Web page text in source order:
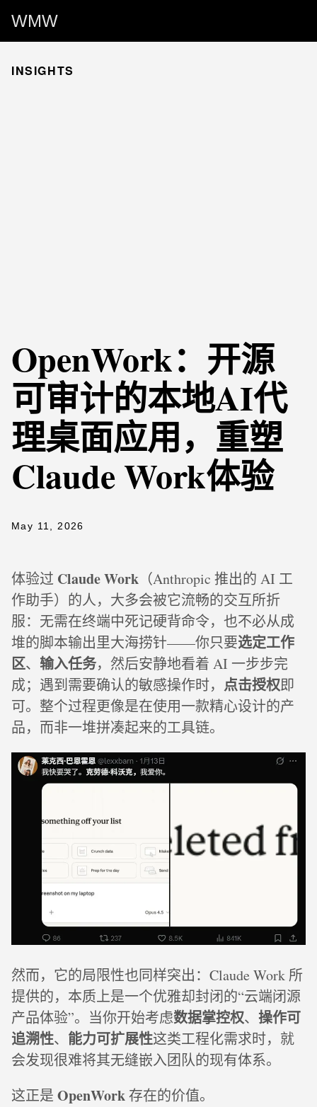
WMW
INSIGHTS
OpenWork：开源
可审计的本地AI代
理桌面应用，重塑
Claude Work体验
May 11, 2026
体验过 Claude Work （Anthropic 推出的 AI 工
作助手）的人，大多会被它流畅的交互所折
服：无需在终端中死记硬背命令，也不必从成
堆的脚本输出里大海捞针——你只要选定工作
区、 输入任务，然后安静地看着 AI 一步步完
成；遇到需要确认的敏感操作时， 点击授权即
可。整个过程更像是在使用一款精心设计的产
品，而非一堆拼凑起来的工具链。
然而，它的局限性也同样突出：Claude Work 所
提供的，本质上是一个优雅却封闭的“云端闭源
产品体验”。当你开始考虑数据掌控权、 操作可
追溯性、 能力可扩展性这类工程化需求时，就
会发现很难将其无缝嵌入团队的现有体系。
这正是 OpenWork存在的价值。